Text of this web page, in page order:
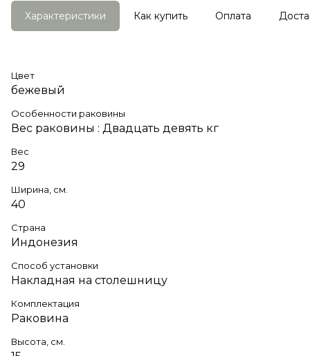
Характеристики Как купить Оплата
Цвет
бежевый
Особенности раковины
Вес раковины : Двадцать девять кг
Вес
29
Ширина, см.
40
Страна
Индонезия
Способ установки
Накладная на столешницу
Комплектация
Раковина
Высота, см.